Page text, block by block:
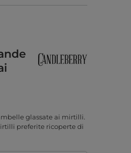
glassate ai mirtilli.
preferite ricoperte di